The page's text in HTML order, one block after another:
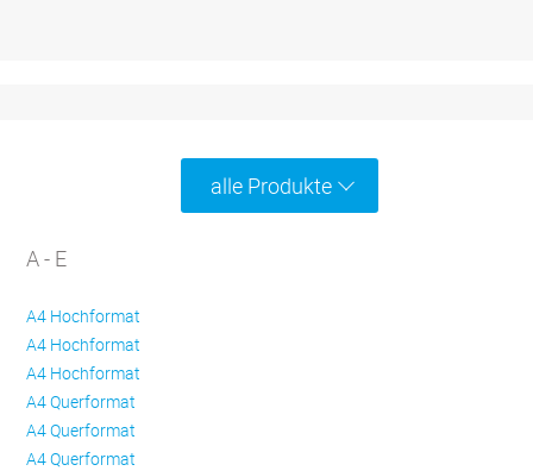
alle Produkte
A - E
A4 Hochformat
A4 Hochformat
A4 Hochformat
A4 Querformat
A4 Querformat
A4 Querformat